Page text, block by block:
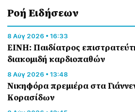
Ροή Eιδήσεων
8 Αύγ 2026 • 16:33
ΕΙΝΗ: Παιδίατρος
διακομιδή καρδιοπαθών
8 Αύγ 2026 • 13:48
Nικηφόρα πρεμιέρα στα
Κορασίδων